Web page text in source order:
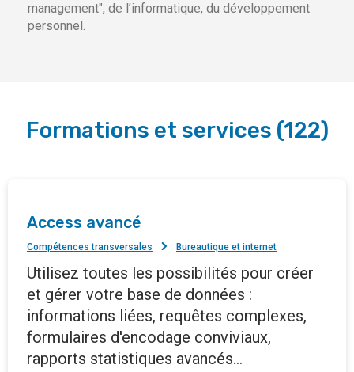
management", de l’informatique, du développement
personnel.
Formations et services (122)
Access avancé
Compétences transversales Bureautique et internet
Utilisez toutes les possibilités pour créer
et gérer votre base de données :
informations liées, requêtes complexes,
formulaires d'encodage conviviaux,
rapports statistiques avancés…